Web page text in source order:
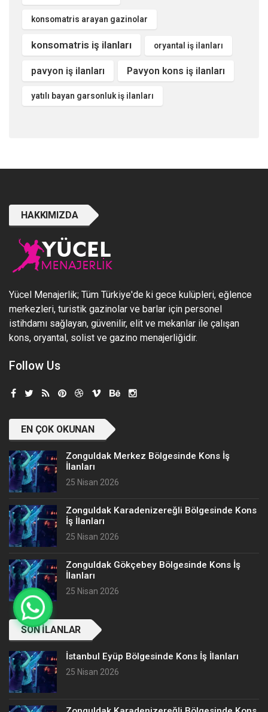
konsomatris arayan gazinolar
konsomatris iş ilanları oryantal iş ilanları
pavyon iş ilanları Pavyon kons iş ilanları
yatılı bayan garsonluk iş ilanları
HAKKIMIZDA
Yücel Menajerlik; Tüm Türkiye'de ki gece kulüpleri, eğlence
merkezleri, turistik gazinolar ve barlar için personel
istihdamı sağlayan, güvenilir, elit ve mekanlar ile çalışan
kons, oryantal, solist ve gazino menajerliğidir.
Follow Us
EN ÇOK OKUNAN
Zonguldak Merkez Bölgesinde Kons İş
İlanları
25 Nisan 2026
Zonguldak Karadenizereğli Bölgesinde Kons
İş İlanları
25 Nisan 2026
Zonguldak Gökçebey Bölgesinde Kons İş
İlanları
25 Nisan 2026
SON İLANLAR
İstanbul Eyüp Bölgesinde Kons İş İlanları
25 Nisan 2026